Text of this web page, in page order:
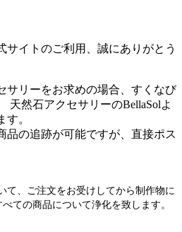
サイトのご利用、誠にありがとう
サリーをお求めの場合、すくなび
天然石アクセサリーのBellaSolよ
。
品の追跡が可能ですが、直接ポス
て、ご注文をお受けしてから制作物に
ての商品について浄化を致します。